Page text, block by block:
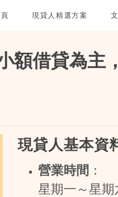
現貸人精選方案
額借貸為主
現貸人基本資
營業時間 ：
星期一～星